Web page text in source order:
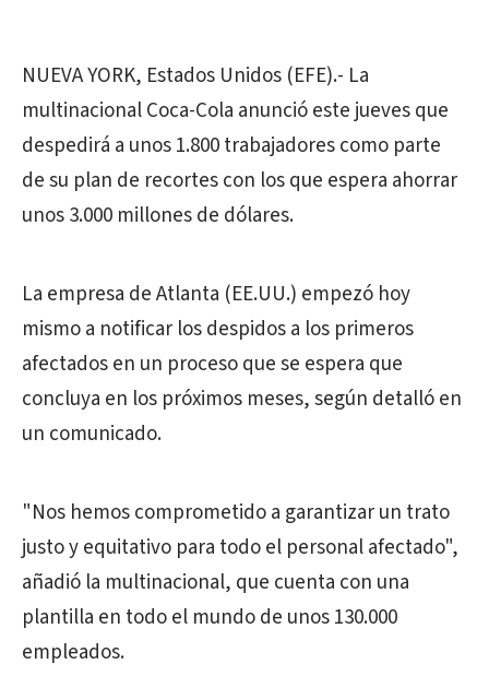
NUEVA YORK, Estados Unidos (EFE).- La
multinacional Coca-Cola anunció este jueves que
despedirá a unos 1.800 trabajadores como parte
de su plan de recortes con los que espera ahorrar
unos 3.000 millones de dólares.
La empresa de Atlanta (EE.UU.) empezó hoy
mismo a notificar los despidos a los primeros
afectados en un proceso que se espera que
concluya en los próximos meses, según detalló en
un comunicado.
"Nos hemos comprometido a garantizar un trato
justo y equitativo para todo el personal afectado",
añadió la multinacional, que cuenta con una
plantilla en todo el mundo de unos 130.000
empleados.